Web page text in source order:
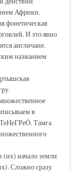
Африки.
фонетическая
И это явно
англичане.
названием
в
Тамга
начало земли
Сложно сразу